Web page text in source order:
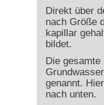
Direkt über
nach Größe
kapillar
bildet.
Die
genannt.
nach unten.